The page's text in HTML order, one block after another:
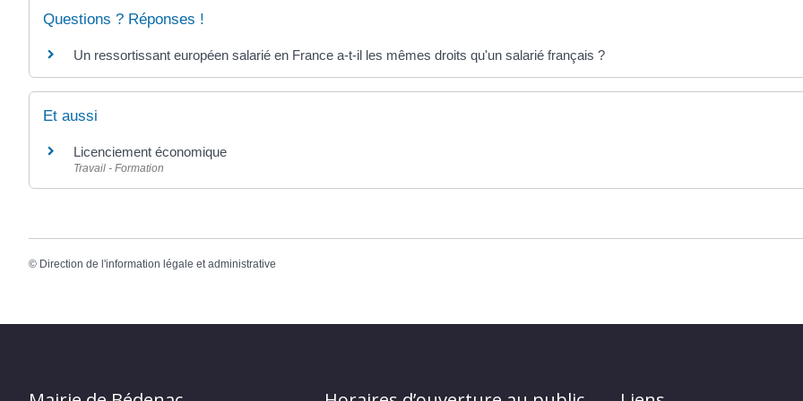
Questions ? Réponses !
Un ressortissant européen salarié en France a-t-il les mêmes droits qu'un salarié français ?
Et aussi
Licenciement économique
Travail - Formation
© Direction de l'information légale et administrative